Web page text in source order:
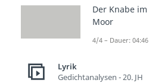
Der Knabe im
Moor
4/4 – Dauer: 04:46
Lyrik
Gedichtanalysen - 20. JH